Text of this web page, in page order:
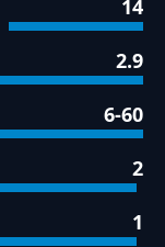
14
2.9
6-60
2
1